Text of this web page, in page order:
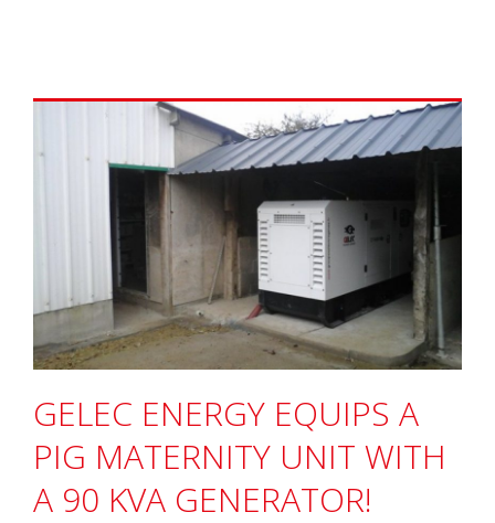
GELEC ENERGY EQUIPS A
PIG MATERNITY UNIT WITH
A 90 KVA GENERATOR!